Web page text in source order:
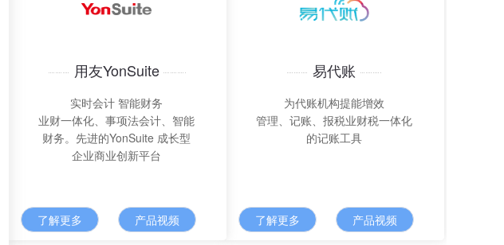
用友YonSuite
实时会计 智能财务
业财一体化、事项法会计、智能
财务。先进的YonSuite 成长型
企业商业创新平台
了解更多 产品视频
易代账
为代账机构提能增效
管理、记账、报税业财税一体化
的记账工具
了解更多 产品视频